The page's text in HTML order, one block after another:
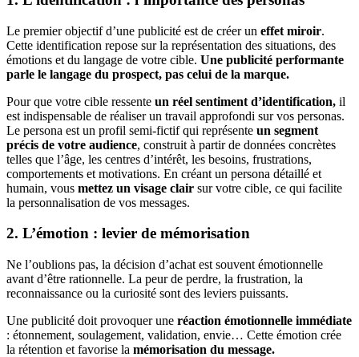
Le premier objectif d’une publicité est de créer un effet miroir.
Cette identification repose sur la représentation des situations, des
émotions et du langage de votre cible. Une publicité performante
parle le langage du prospect, pas celui de la marque.
Pour que votre cible ressente un réel sentiment d’identification, il
est indispensable de réaliser un travail approfondi sur vos personas.
Le persona est un profil semi-fictif qui représente un segment
précis de votre audience, construit à partir de données concrètes
telles que l’âge, les centres d’intérêt, les besoins, frustrations,
comportements et motivations. En créant un persona détaillé et
humain, vous mettez un visage clair sur votre cible, ce qui facilite
la personnalisation de vos messages.
2. L’émotion : levier de mémorisation
Ne l’oublions pas, la décision d’achat est souvent émotionnelle
avant d’être rationnelle. La peur de perdre, la frustration, la
reconnaissance ou la curiosité sont des leviers puissants.
Une publicité doit provoquer une réaction émotionnelle immédiate
: étonnement, soulagement, validation, envie… Cette émotion crée
la rétention et favorise la mémorisation du message.